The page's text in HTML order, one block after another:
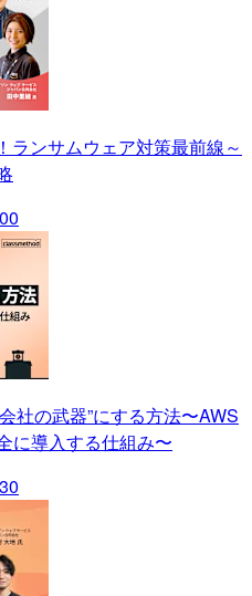
ランサムウェア対策最前線～
社の武器”にする方法〜AWS
に導入する仕組み〜